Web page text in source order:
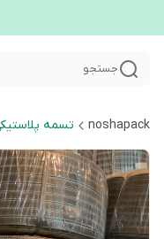
جستجو
noshapack تسمه